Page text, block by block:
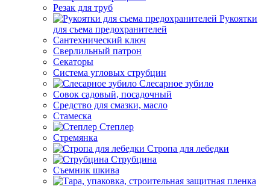
Резак для труб
Рукоятки
для съема предохранителей
Сантехнический ключ
Сверлильный патрон
Секаторы
Система угловых струбцин
Слесарное зубило
Совок садовый, посадочный
Средство для смазки, масло
Стамеска
Степлер
Стремянка
Стропа для лебедки
Струбцина
Съемник шкива